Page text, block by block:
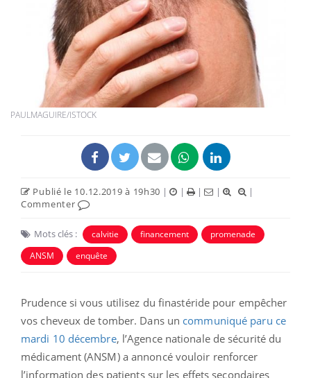
PAULMAGUIRE/ISTOCK
Publié le 10.12.2019 à 19h30 | | | |
|
Commenter
Mots clés : calvitie financement
promenade
ANSM
enquête
Prudence si vous utilisez du finastéride pour empêcher
vos cheveux de tomber. Dans un communiqué paru ce
mardi 10 décembre, l’Agence nationale de sécurité du
médicament (ANSM) a annoncé vouloir renforcer
l’information des patients sur les effets secondaires